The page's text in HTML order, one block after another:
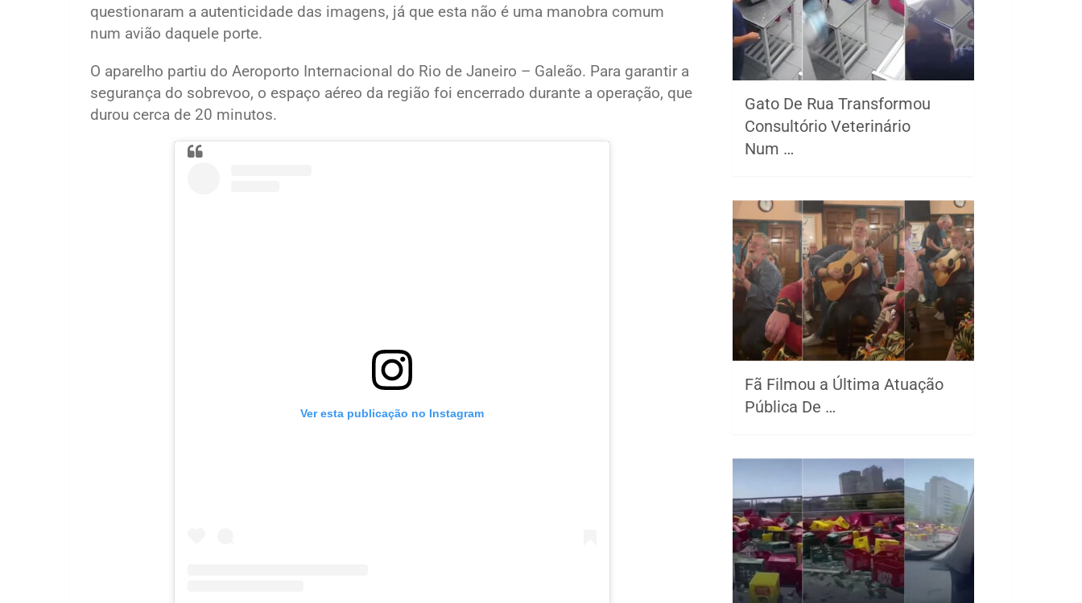
questionaram a autenticidade das imagens, já que esta não é uma manobra comum
num avião daquele porte.
O aparelho partiu do Aeroporto Internacional do Rio de Janeiro – Galeão. Para garantir a
segurança do sobrevoo, o espaço aéreo da região foi encerrado durante a operação, que
durou cerca de 20 minutos.
Ver esta publicação no Instagram
Gato De Rua Transformou
Consultório Veterinário
Num …
Fã Filmou a Última Atuação
Pública De …